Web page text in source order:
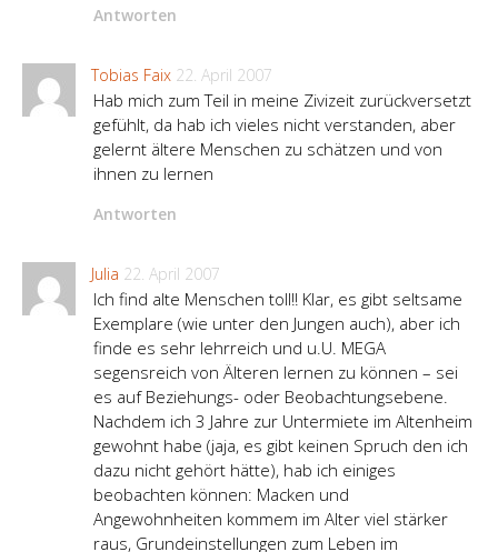
Antworten
Tobias Faix 22. April 2007
Hab mich zum Teil in meine Zivizeit zurückversetzt
gefühlt, da hab ich vieles nicht verstanden, aber
gelernt ältere Menschen zu schätzen und von
ihnen zu lernen
Antworten
Julia 22. April 2007
Ich find alte Menschen toll!! Klar, es gibt seltsame
Exemplare (wie unter den Jungen auch), aber ich
finde es sehr lehrreich und u.U. MEGA
segensreich von Älteren lernen zu können – sei
es auf Beziehungs- oder Beobachtungsebene.
Nachdem ich 3 Jahre zur Untermiete im Altenheim
gewohnt habe (jaja, es gibt keinen Spruch den ich
dazu nicht gehört hätte), hab ich einiges
beobachten können: Macken und
Angewohnheiten kommem im Alter viel stärker
raus, Grundeinstellungen zum Leben im